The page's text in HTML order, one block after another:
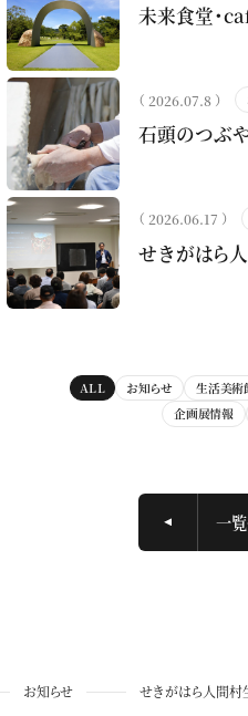
ALL お知らせ 生活美術
企画展情報
未来食堂・
（ 2026.07.8 ）
石頭のつぶ
（ 2026.06.17 ）
せきがはら
一
お知らせ せきがはら人間村